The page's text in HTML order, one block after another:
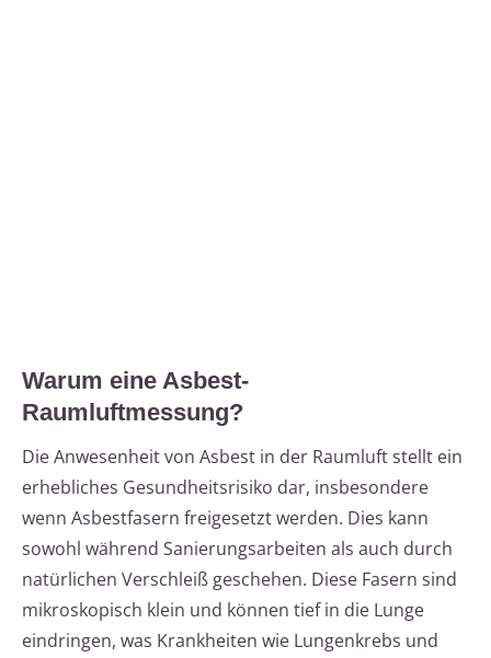
Warum eine Asbest-
Raumluftmessung?
Die Anwesenheit von Asbest in der Raumluft stellt ein
erhebliches Gesundheitsrisiko dar, insbesondere
wenn Asbestfasern freigesetzt werden. Dies kann
sowohl während Sanierungsarbeiten als auch durch
natürlichen Verschleiß geschehen. Diese Fasern sind
mikroskopisch klein und können tief in die Lunge
eindringen, was Krankheiten wie Lungenkrebs und